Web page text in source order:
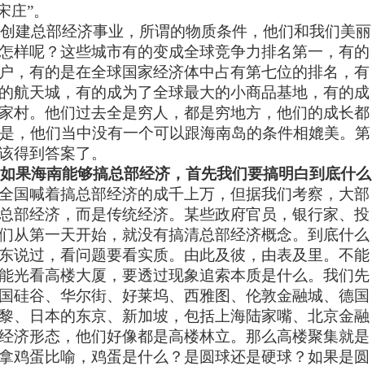
庄”。
建总部经济事业，所谓的物质条件，他们和我们美丽
样呢？这些城市有的变成全球竞争力排名第一，有的
，有的是在全球国家经济体中占有第七位的排名，有
航天城，有的成为了全球最大的小商品基地，有的成
村。他们过去全是穷人，都是穷地方，他们的成长都
，他们当中没有一个可以跟海南岛的条件相媲美。第
得到答案了。
果海南能够搞总部经济，首先我们要搞明白到底什么
国喊着搞总部经济的成千上万，但据我们考察，大部
部经济，而是传统经济。某些政府官员，银行家、投
从第一天开始，就没有搞清总部经济概念。到底什么
说过，看问题要看实质。由此及彼，由表及里。不能
光看高楼大厦，要透过现象追索本质是什么。我们先
硅谷、华尔街、好莱坞、西雅图、伦敦金融城、德国
、日本的东京、新加坡，包括上海陆家嘴、北京金融
济形态，他们好像都是高楼林立。那么高楼聚集就是
鸡蛋比喻，鸡蛋是什么？是圆球还是硬球？如果是圆